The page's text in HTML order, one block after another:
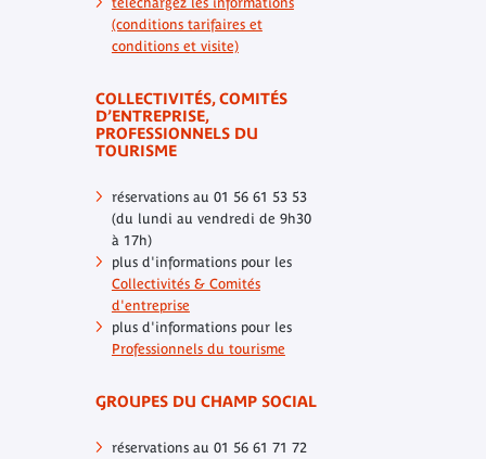
(conditions tarifaires et
conditions et visite)
COLLECTIVITÉS, COMITÉS
D’ENTREPRISE,
PROFESSIONNELS DU
TOURISME
réservations au 01 56 61 53 53
(du lundi au vendredi de 9h30
à 17h)
plus d'informations pour les
Collectivités & Comités
d'entreprise
plus d'informations pour les
Professionnels du tourisme
GROUPES DU CHAMP SOCIAL
réservations au 01 56 61 71 72